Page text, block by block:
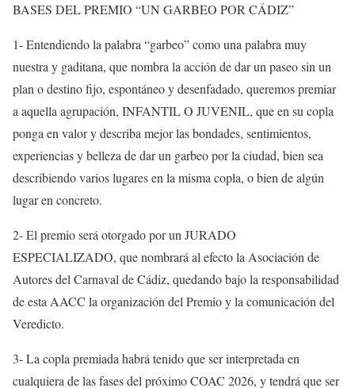
BASES DEL PREMIO “UN GARBEO POR CÁDIZ”
1- Entendiendo la palabra “garbeo” como una palabra muy
nuestra y gaditana, que nombra la acción de dar un paseo sin un
plan o destino fijo, espontáneo y desenfadado, queremos premiar
a aquella agrupación, INFANTIL O JUVENIL, que en su copla
ponga en valor y describa mejor las bondades, sentimientos,
experiencias y belleza de dar un garbeo por la ciudad, bien sea
describiendo varios lugares en la misma copla, o bien de algún
lugar en concreto.
2- El premio será otorgado por un JURADO
ESPECIALIZADO, que nombrará al efecto la Asociación de
Autores del Carnaval de Cádiz, quedando bajo la responsabilidad
de esta AACC la organización del Premio y la comunicación del
Veredicto.
3- La copla premiada habrá tenido que ser interpretada en
cualquiera de las fases del próximo COAC 2026, y tendrá que ser